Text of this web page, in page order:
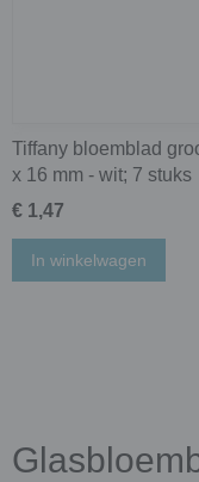
Tiffany bloemblad
x 16 mm - wit; 7 stuks
€ 1,47
In winkelwagen